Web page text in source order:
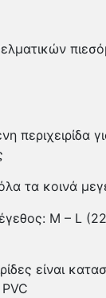
περιχειρίδα
τα κοινά
M – L
είναι